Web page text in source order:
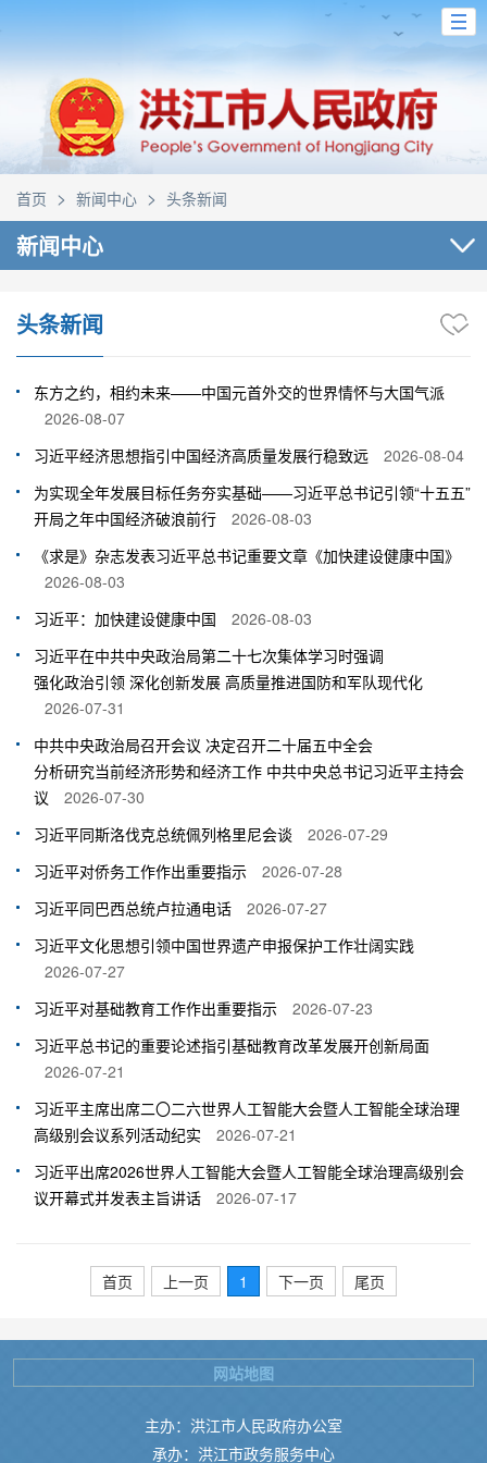
首页 > 新闻中心 > 头条新闻
新闻中心
头条新闻
东方之约，相约未来——中国元首外交的世界情怀与大国气派
2026-08-07
习近平经济思想指引中国经济高质量发展行稳致远
2026-08-04
为实现全年发展目标任务夯实基础——习近平总书记引领“十五五”
开局之年中国经济破浪前行
2026-08-03
《求是》杂志发表习近平总书记重要文章《加快建设健康中国》
2026-08-03
习近平：加快建设健康中国
2026-08-03
习近平在中共中央政治局第二十七次集体学习时强调
强化政治引领 深化创新发展 高质量推进国防和军队现代化
2026-07-31
中共中央政治局召开会议 决定召开二十届五中全会
分析研究当前经济形势和经济工作 中共中央总书记习近平主持会
议
2026-07-30
习近平同斯洛伐克总统佩列格里尼会谈
2026-07-29
习近平对侨务工作作出重要指示
2026-07-28
习近平同巴西总统卢拉通电话
2026-07-27
习近平文化思想引领中国世界遗产申报保护工作壮阔实践
2026-07-27
习近平对基础教育工作作出重要指示
2026-07-23
习近平总书记的重要论述指引基础教育改革发展开创新局面
2026-07-21
习近平主席出席二〇二六世界人工智能大会暨人工智能全球治理
高级别会议系列活动纪实
2026-07-21
习近平出席2026世界人工智能大会暨人工智能全球治理高级别会
议开幕式并发表主旨讲话
2026-07-17
首页 上一页 1 下一页 尾页
主办：洪江市人民政府办公室
承办：洪江市政务服务中心
网站地图